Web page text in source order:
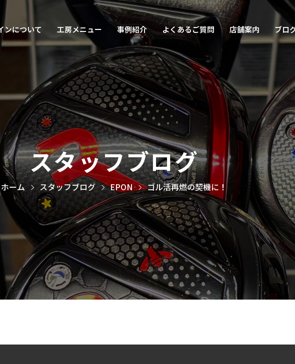
ンについて 工房メニュー 事例紹介 よくあるご質問 店舗案内 ブロ
スタッフブログ
ホーム スタッフブログ EPON ゴル活再燃の契機に！